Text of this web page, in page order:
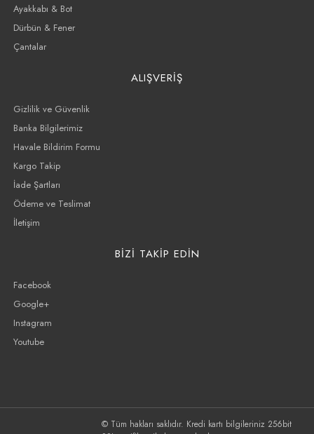
Ayakkabı & Bot
Dürbün & Fener
Çantalar
ALIŞVERİŞ
Gizlilik ve Güvenlik
Banka Bilgilerimiz
Havale Bildirim Formu
Kargo Takip
İade Şartları
Ödeme ve Teslimat
İletişim
BİZİ TAKİP EDİN
Facebook
Google+
Instagram
Youtube
© Tüm hakları saklıdır. Kredi kartı bilgileriniz 256bit